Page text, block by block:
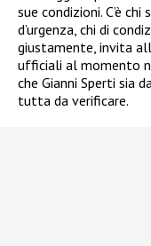
sue condizioni. C’è
d’urgenza, chi di
giustamente, invita
ufficiali al momento
che Gianni Sperti sia
tutta da verificare.